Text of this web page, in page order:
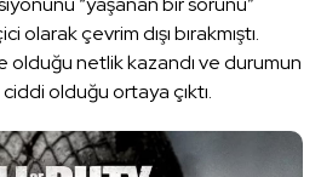
olarak çevrim dışı bırakmıştı.
olduğu netlik kazandı ve durumun
olduğu ortaya çıktı.